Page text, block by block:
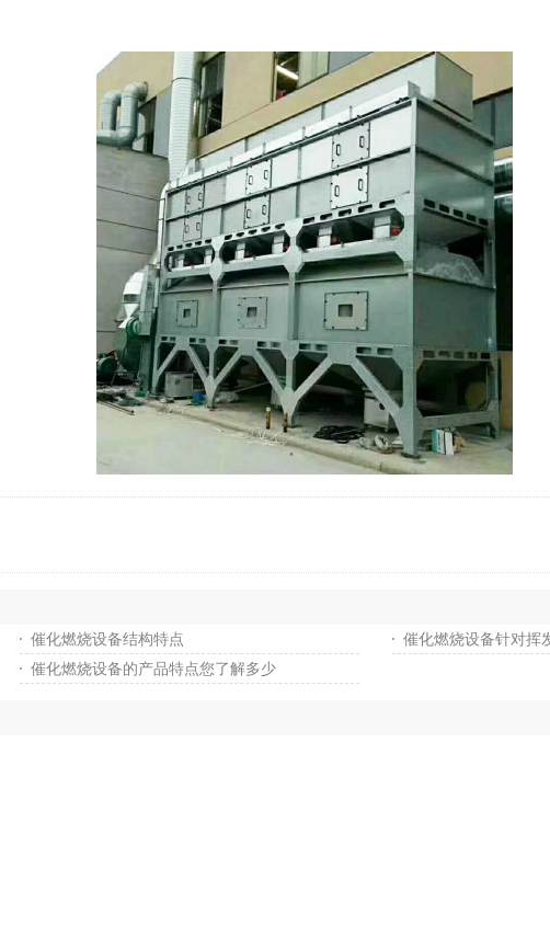
催化燃烧设备结构特点
催化燃烧设备针对挥
催化燃烧设备的产品特点您了解多少